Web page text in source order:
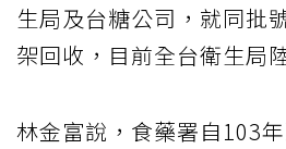
生局及台糖公司，就同批
架回收，目前全台衛生局
林金富說，食藥署自103